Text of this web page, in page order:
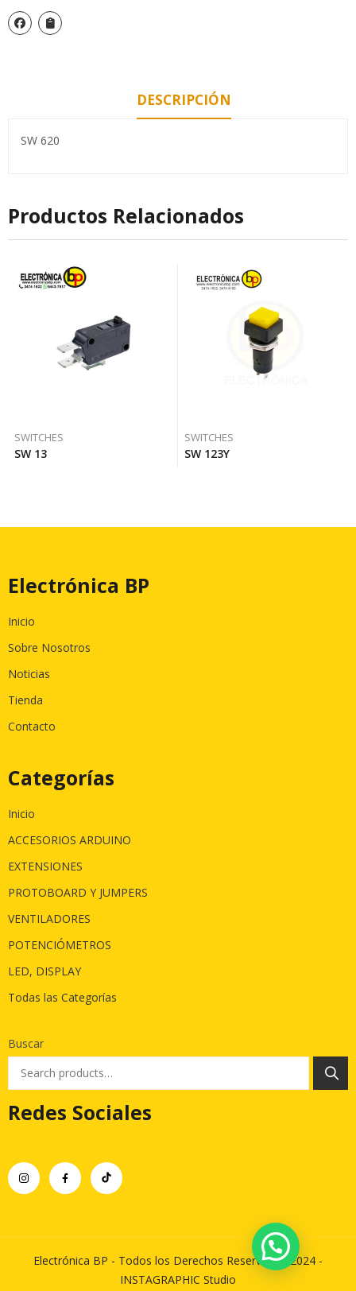
DESCRIPCIÓN
SW 620
Productos Relacionados
SWITCHES
SW 13
SWITCHES
SW 123Y
Electrónica BP
Inicio
Sobre Nosotros
Noticias
Tienda
Contacto
Categorías
Inicio
ACCESORIOS ARDUINO
EXTENSIONES
PROTOBOARD Y JUMPERS
VENTILADORES
POTENCIÓMETROS
LED, DISPLAY
Todas las Categorías
Buscar
Redes Sociales
Electrónica BP - Todos los Derechos Reservados 2024 -
INSTAGRAPHIC Studio